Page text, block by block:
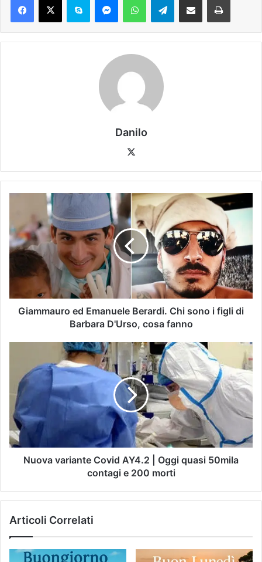
Danilo
Giammauro ed Emanuele Berardi. Chi sono i figli di
Barbara D'Urso, cosa fanno
Nuova variante Covid AY4.2 | Oggi quasi 50mila
contagi e 200 morti
Articoli Correlati